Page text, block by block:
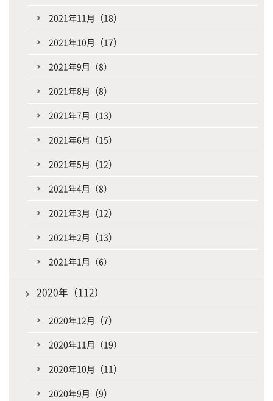
2021年11月（18）
2021年10月（17）
2021年9月（8）
2021年8月（8）
2021年7月（13）
2021年6月（15）
2021年5月（12）
2021年4月（8）
2021年3月（12）
2021年2月（13）
2021年1月（6）
2020年（112）
2020年12月（7）
2020年11月（19）
2020年10月（11）
2020年9月（9）